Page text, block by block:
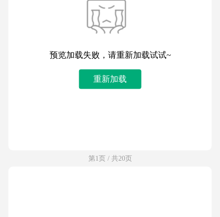
预览加载失败，请重新加载试试~
重新加载
第1页 / 共20页